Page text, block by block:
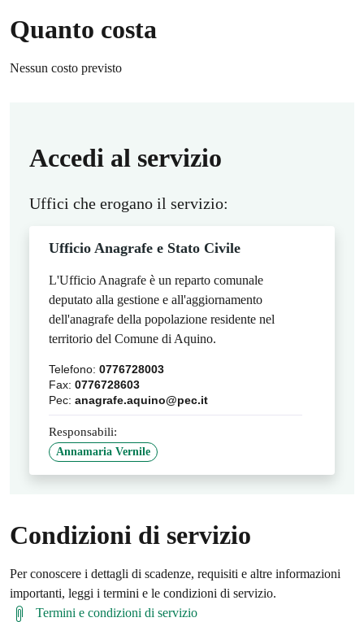
Quanto costa
Nessun costo previsto
Accedi al servizio
Uffici che erogano il servizio:
Ufficio Anagrafe e Stato Civile
L'Ufficio Anagrafe è un reparto comunale
deputato alla gestione e all'aggiornamento
dell'anagrafe della popolazione residente nel
territorio del Comune di Aquino.
Telefono: 0776728003
Fax: 0776728603
Pec: anagrafe.aquino@pec.it
Responsabili:
Annamaria Vernile
Condizioni di servizio
Per conoscere i dettagli di scadenze, requisiti e altre informazioni
importanti, leggi i termini e le condizioni di servizio.
Termini e condizioni di servizio